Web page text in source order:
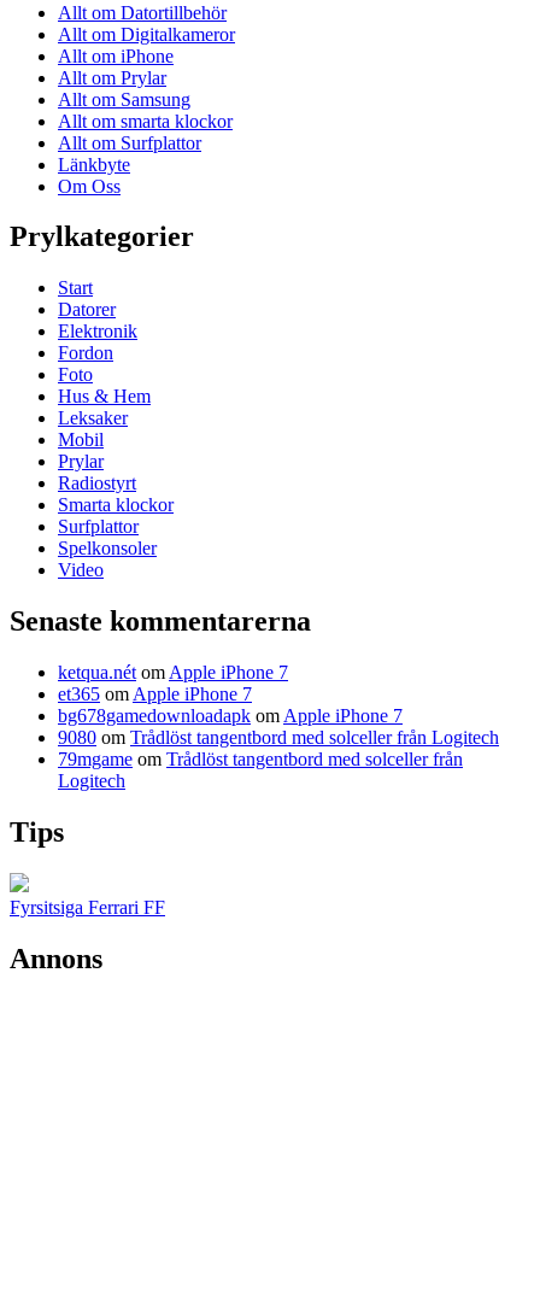
Allt om Datortillbehör
Allt om Digitalkameror
Allt om iPhone
Allt om Prylar
Allt om Samsung
Allt om smarta klockor
Allt om Surfplattor
Länkbyte
Om Oss
Prylkategorier
Start
Datorer
Elektronik
Fordon
Foto
Hus & Hem
Leksaker
Mobil
Prylar
Radiostyrt
Smarta klockor
Surfplattor
Spelkonsoler
Video
Senaste kommentarerna
ketqua.nét om Apple iPhone 7
et365 om Apple iPhone 7
bg678gamedownloadapk om Apple iPhone 7
9080 om Trådlöst tangentbord med solceller från Logitech
79mgame om Trådlöst tangentbord med solceller från
Logitech
Tips
Fyrsitsiga Ferrari FF
Annons